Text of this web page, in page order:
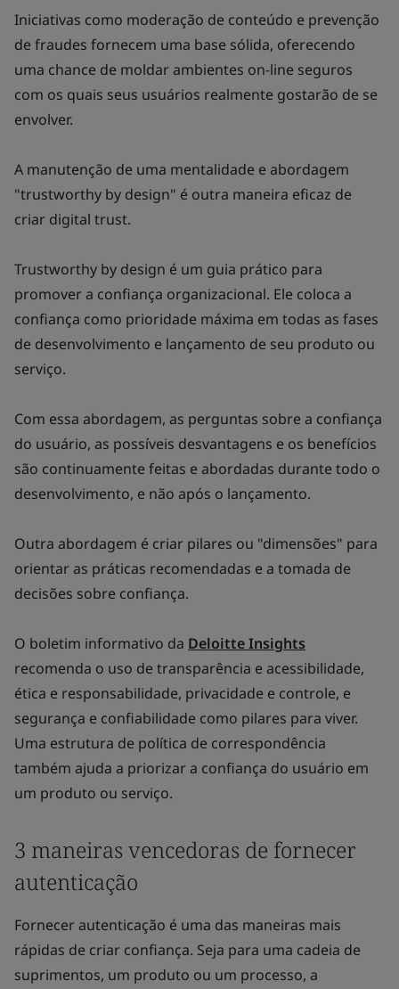
Iniciativas como moderação de conteúdo e prevenção
de fraudes fornecem uma base sólida, oferecendo
uma chance de moldar ambientes on-line seguros
com os quais seus usuários realmente gostarão de se
envolver.
A manutenção de uma mentalidade e abordagem
"trustworthy by design" é outra maneira eficaz de
criar digital trust.
Trustworthy by design é um guia prático para
promover a confiança organizacional. Ele coloca a
confiança como prioridade máxima em todas as fases
de desenvolvimento e lançamento de seu produto ou
serviço.
Com essa abordagem, as perguntas sobre a confiança
do usuário, as possíveis desvantagens e os benefícios
são continuamente feitas e abordadas durante todo o
desenvolvimento, e não após o lançamento.
Outra abordagem é criar pilares ou "dimensões" para
orientar as práticas recomendadas e a tomada de
decisões sobre confiança.
O boletim informativo da Deloitte Insights
recomenda o uso de transparência e acessibilidade,
ética e responsabilidade, privacidade e controle, e
segurança e confiabilidade como pilares para viver.
Uma estrutura de política de correspondência
também ajuda a priorizar a confiança do usuário em
um produto ou serviço.
3 maneiras vencedoras de fornecer
autenticação
Fornecer autenticação é uma das maneiras mais
rápidas de criar confiança. Seja para uma cadeia de
suprimentos, um produto ou um processo, a